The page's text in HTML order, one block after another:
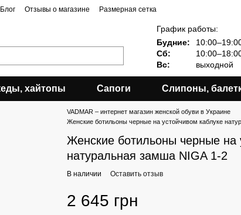
Блог Отзывы о магазине Размерная сетка
График работы:
Будние:
Сб:
Вс:
выходной
хайтопы Сапоги Слипоны,
VADMAR – интернет магазин женской обуви в Украине
Женские ботильоны черные на устойчивом каблуке
Женские ботильоны черные на
натуральная замша NIGA 1-2
В наличии Оставить отзыв
2 645 грн